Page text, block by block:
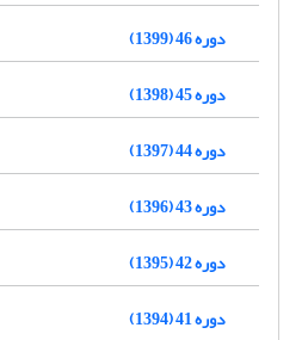
دوره 46 (1399)
دوره 45 (1398)
دوره 44 (1397)
دوره 43 (1396)
دوره 42 (1395)
دوره 41 (1394)